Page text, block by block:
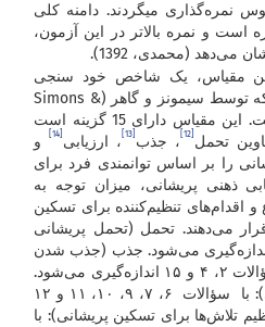
به‌طور معکوس نمره‌گذاری می­گردند. دامنه کلی
میان 1 تا 172 نمره است و نمره بالاتر در این آزمون،
می‌دهد (محمدی، 1392).
مقیاس، یک شاخص خود سنجی
تحمل پریشانی هیجانی است که توسط سیمونز و گاهر (Simons &
Gaher, 2005) ساخته‌شده است. این مقیاس دارای 15 گزینه است
، جذب ، ارزیابی
و
را بر اساس توانمندی فرد برای
ذهنی پریشانی، میزان توجه به
اقدام‌های تنظیم‌کننده برای تسکین
می‌دهند. تحمل (تحمل پریشانی
با سؤالات ۱، ۳ و ۵ اندازه‌گیری می‌شود. جذب (جذب شدن
به‌وسیله هیجانات منفی): با سؤالات ۲، ۴ و ۱۵ اندازه‌گیری می‌شود.
ارزیابی (برآورد ذهنی پریشانی): با سؤالات ۶، ۷، ۹، ۱۰، ۱۱ و ۱۲
تلاش‌ها برای تسکین پریشانی): با